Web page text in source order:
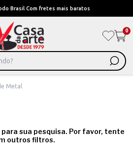
Brasil Com fretes mais baratos
0
Metal
sua pesquisa. Por favor, tente
outros filtros.